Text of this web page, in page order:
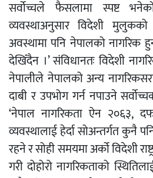
सर्वोच्चले फैसलामा स्पष्ट
व्यवस्थाअनुसार विदेशी मुलुकको
अवस्थामा पनि नेपालको
देखिँदैन ।’ संविधानतः विदेशी
नेपालीले नेपालको अन्य
दाबी र उपभोग गर्न नपाउने
‘नेपाल नागरिकता ऐन २०६३,
व्यवस्थालाई हेर्दा सोअन्तर्गत कुनै
रहने र सोही समयमा अर्को विदेशी
गरी दोहोरो नागरिकताको